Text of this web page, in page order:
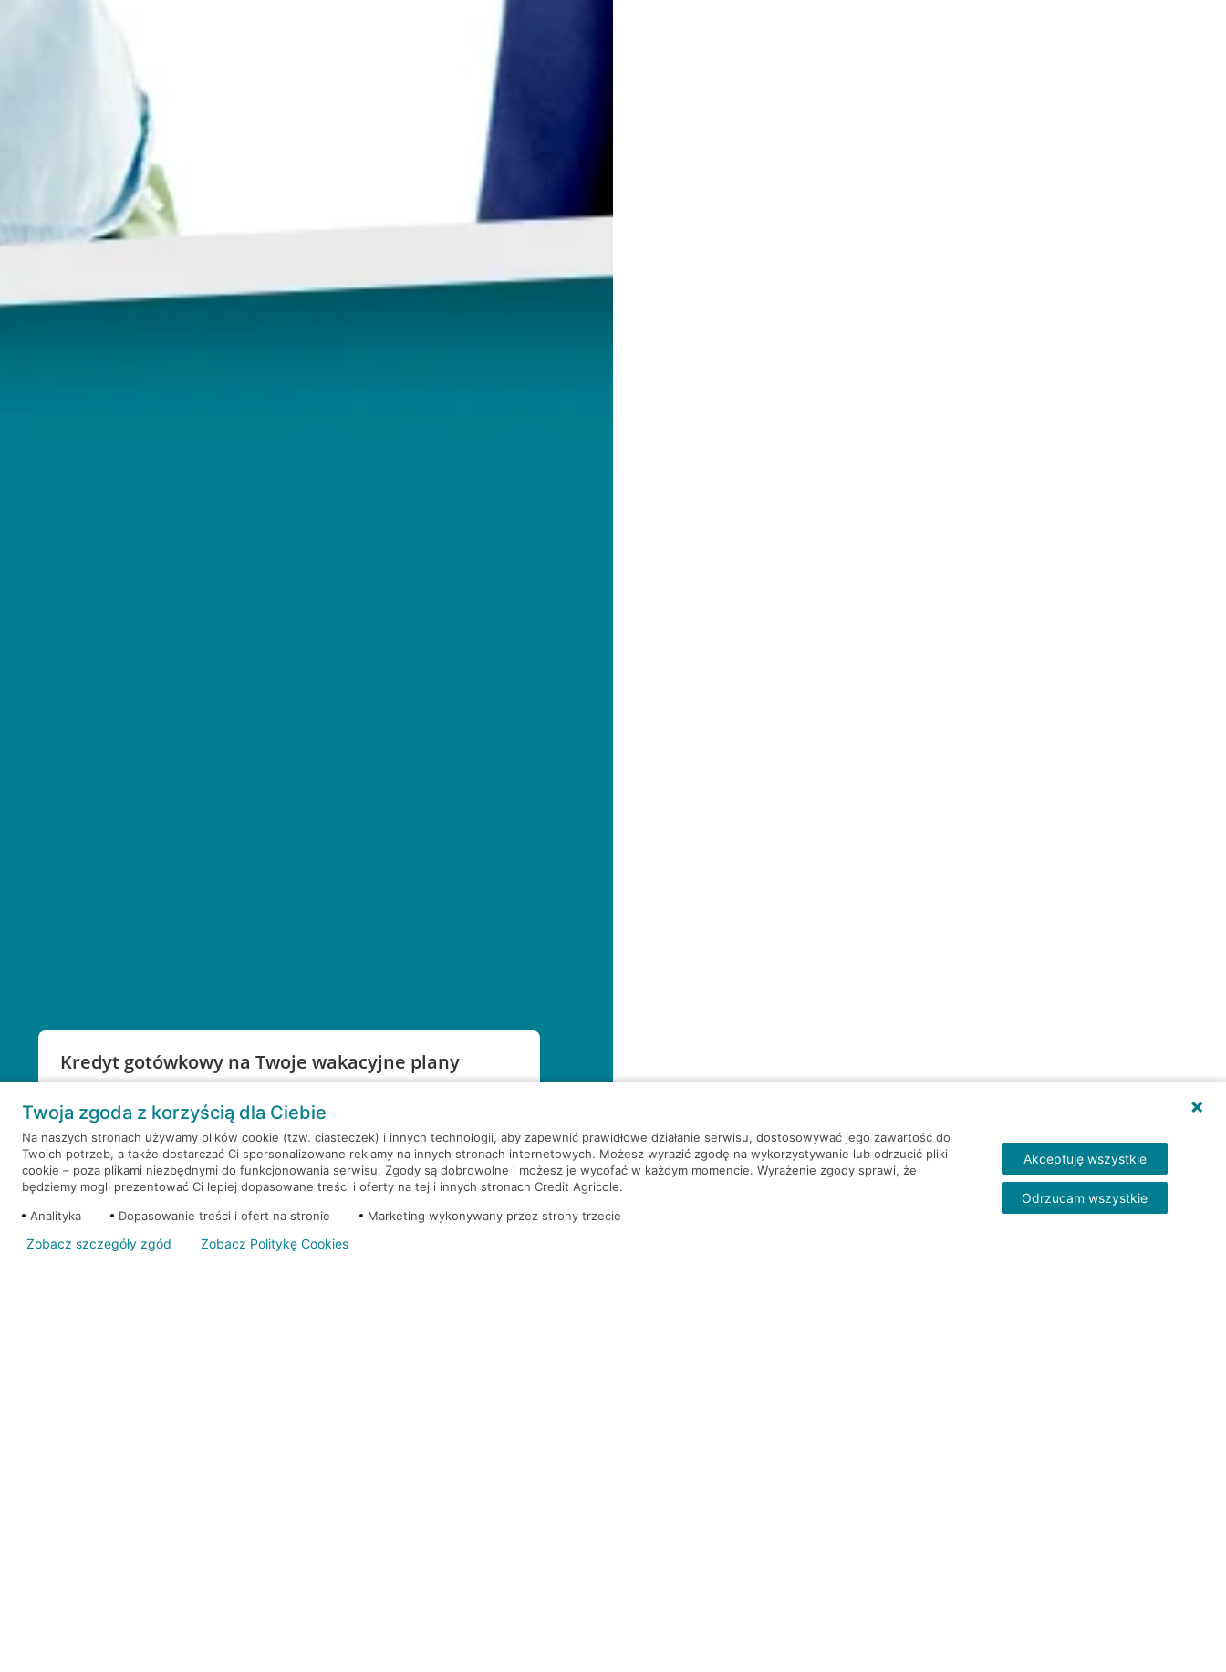
Kredyt gotówkowy na Twoje wakacyjne plany
RRSO: 9,6%
WEŹ KREDYT NOTA PRAWNA
Twoja zgoda z korzyścią dla Ciebie
Na naszych stronach używamy plików cookie (tzw. ciasteczek) i innych technologii, aby zapewnić prawidłowe działanie serwisu, dostosowywać jego zawartość do
Twoich potrzeb, a także dostarczać Ci spersonalizowane reklamy na innych stronach internetowych. Możesz wyrazić zgodę na wykorzystywanie lub odrzucić pliki
cookie – poza plikami niezbędnymi do funkcjonowania serwisu. Zgody są dobrowolne i możesz je wycofać w każdym momencie. Wyrażenie zgody sprawi, że
będziemy mogli prezentować Ci lepiej dopasowane treści i oferty na tej i innych stronach Credit Agricole.
Analityka
Dopasowanie treści i ofert na stronie Marketing wykonywany przez strony trzecie
Akceptuję wszystkie
Odrzucam wszystkie
Zobacz szczegóły zgód Zobacz Politykę Cookies